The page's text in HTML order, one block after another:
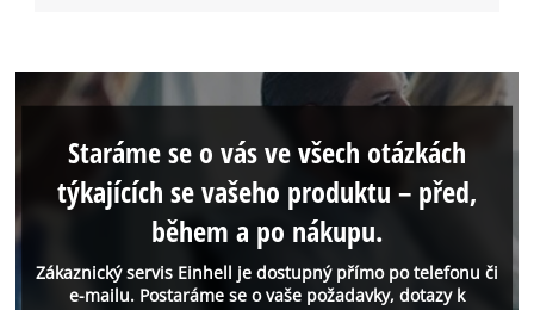
Zákaznický servis Einhell je dostupný přímo po telefonu či
e-mailu. Postaráme se o vaše požadavky, dotazy k
Staráme se o vás ve všech otázkách
týkajících se vašeho produktu – před,
během a po nákupu.